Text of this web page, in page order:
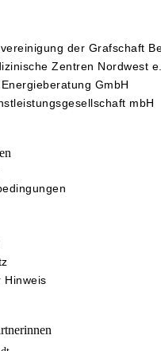
der Grafschaft
Zentren Nordwest
GmbH
mbH
Hinweis